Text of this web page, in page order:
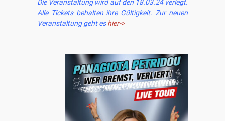
Die Veranstaltung wird auf den 18.03.24 verlegt.
Alle Tickets behalten ihre Gültigkeit. Zur neuen
Veranstaltung geht eshier->